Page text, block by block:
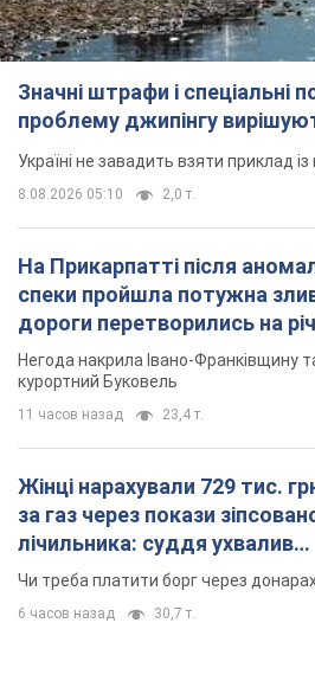
дороги перетворились на
Відео
Негода накрила Івано-Франківщину
11 часов назад
Жінці нарахували 729 тис.
за газ через покази
лічильника: суддя ухвалив
неочікуване рішення
Чи треба платити борг через
6 часов назад 30,7 т.